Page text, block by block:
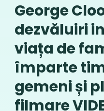
George
dezvăluiri
viața de
împarte
gemeni și
filmare